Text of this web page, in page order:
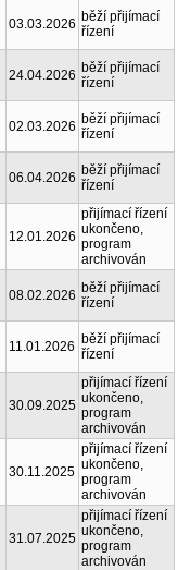
03.03.2026 běží přijímací
řízení
24.04.2026 běží přijímací
řízení
02.03.2026 běží přijímací
řízení
06.04.2026 běží přijímací
řízení
12.01.2026
přijímací řízení
ukončeno,
program
archivován
08.02.2026 běží přijímací
řízení
11.01.2026 běží přijímací
řízení
30.09.2025
přijímací řízení
ukončeno,
program
archivován
30.11.2025
přijímací řízení
ukončeno,
program
archivován
31.07.2025
přijímací řízení
ukončeno,
program
archivován